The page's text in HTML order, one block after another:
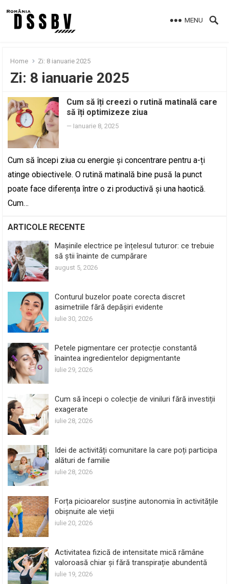
MENU
Home Zi: 8 ianuarie 2025
Zi: 8 ianuarie 2025
Cum să îți creezi o rutină matinală care
să îți optimizeze ziua
— Ianuarie 8, 2025
Cum să începi ziua cu energie și concentrare pentru a-ți
atinge obiectivele. O rutină matinală bine pusă la punct
poate face diferența între o zi productivă și una haotică.
Cum…
ARTICOLE RECENTE
Mașinile electrice pe înțelesul tuturor: ce trebuie
să știi înainte de cumpărare
august 5, 2026
Conturul buzelor poate corecta discret
asimetriile fără depășiri evidente
iulie 30, 2026
Petele pigmentare cer protecție constantă
înaintea ingredientelor depigmentante
iulie 29, 2026
Cum să începi o colecție de viniluri fără investiții
exagerate
iulie 28, 2026
Idei de activități comunitare la care poți participa
alături de familie
iulie 28, 2026
Forța picioarelor susține autonomia în activitățile
obișnuite ale vieții
iulie 20, 2026
Activitatea fizică de intensitate mică rămâne
valoroasă chiar și fără transpirație abundentă
iulie 19, 2026